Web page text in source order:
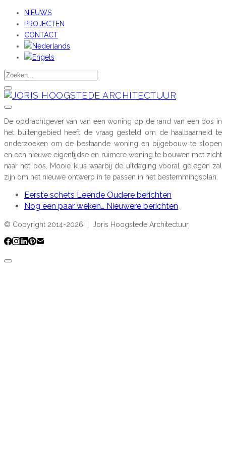
NIEUWS
PROJECTEN
CONTACT
De opdrachtgever van van een woning op de rand van een bos in
het buitengebied heeft de vraag gesteld om de haalbaarheid te
onderzoeken om de bestaande woning en bijgebouw te slopen
en een nieuwe eigentijdse en ruimere woning te bouwen met zicht
naar het bos. Mooie klus waarbij de uitdaging vooral gelegen zal
zijn om het nieuwe ontwerp in te passen in het bestemmingsplan.
Eerste schets Leende Oudere berichten
Nog een paar weken… Nieuwere berichten
© Copyright 2014-2026 | Joris Hoogstede Architectuur